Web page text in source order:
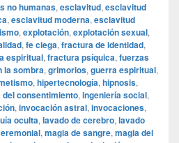
no humanas, esclavitud, esclavitud
, esclavitud moderna, esclavitud
, explotación, explotación sexual,
, fe ciega, fractura de identidad,
espiritual, fractura psíquica, fuerzas
la sombra, grimorios, guerra espiritual,
, hipertecnología, hipnosis,
del consentimiento, ingeniería social,
, invocación astral, invocaciones,
oculta, lavado de cerebro, lavado
, magia de sangre, magia del